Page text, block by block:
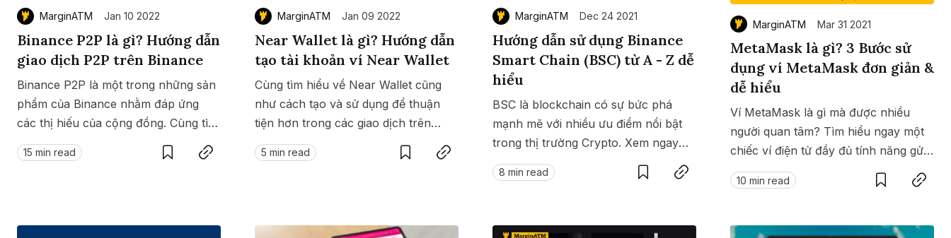
MarginATM Jan 10 2022
Binance P2P là gì? Hướng dẫn
giao dịch P2P trên Binance
Binance P2P là một trong những sản
phẩm của Binance nhằm đáp ứng
các thị hiếu của cộng đồng. Cùng tìm
hiểu về lợi ích và cách sử dụng
Binance P2P.
15 min read
SaveCopy link
MarginATM Jan 09 2022
Near Wallet là gì? Hướng dẫn
tạo tài khoản ví Near Wallet
Cùng tìm hiểu về Near Wallet cũng
như cách tạo và sử dụng để thuận
tiện hơn trong các giao dịch trên
blockchain này.
5 min read
SaveCopy link
MarginATM Dec 24 2021
Hướng dẫn sử dụng Binance
Smart Chain (BSC) từ A - Z dễ
hiểu
BSC là blockchain có sự bức phá
mạnh mẽ với nhiều ưu điểm nổi bật
trong thị trường Crypto. Xem ngay
hướng dẫn sử dụng Binance Smart
Chain (BSC) tại đây.
8 min read
SaveCopy link
MarginATM Mar 31 2021
MetaMask là gì? 3 Bước sử
dụng ví MetaMask đơn giản &
dễ hiểu
Ví MetaMask là gì mà được nhiều
người quan tâm? Tìm hiểu ngay một
chiếc ví điện tử đầy đủ tính năng gửi,
nhận hay swap các token qua bài viết
này.
10 min read
SaveCopy link